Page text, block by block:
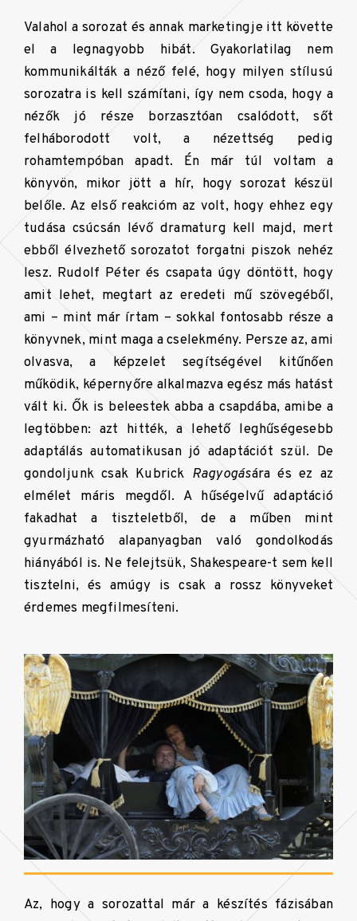
Valahol a sorozat és annak marketingje itt követte
el a legnagyobb hibát. Gyakorlatilag nem
kommunikálták a néző felé, hogy milyen stílusú
sorozatra is kell számítani, így nem csoda, hogy a
nézők jó része borzasztóan csalódott, sőt
felháborodott volt, a nézettség pedig
rohamtempóban apadt. Én már túl voltam a
könyvön, mikor jött a hír, hogy sorozat készül
belőle. Az első reakcióm az volt, hogy ehhez egy
tudása csúcsán lévő dramaturg kell majd, mert
ebből élvezhető sorozatot forgatni piszok nehéz
lesz. Rudolf Péter és csapata úgy döntött, hogy
amit lehet, megtart az eredeti mű szövegéből,
ami – mint már írtam – sokkal fontosabb része a
könyvnek, mint maga a cselekmény. Persze az, ami
olvasva, a képzelet segítségével kitűnően
működik, képernyőre alkalmazva egész más hatást
vált ki. Ők is beleestek abba a csapdába, amibe a
legtöbben: azt hitték, a lehető leghűségesebb
adaptálás automatikusan jó adaptációt szül. De
gondoljunk csak Kubrick Ragyogására és ez az
elmélet máris megdől. A hűségelvű adaptáció
fakadhat a tiszteletből, de a műben mint
gyurmázható alapanyagban való gondolkodás
hiányából is. Ne felejtsük, Shakespeare-t sem kell
tisztelni, és amúgy is csak a rossz könyveket
érdemes megfilmesíteni.
Az, hogy a sorozattal már a készítés fázisában